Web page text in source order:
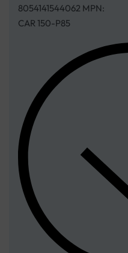
8054141544062 MPN:
CAR 150-P85